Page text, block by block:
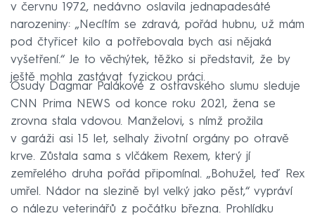
v červnu 1972, nedávno oslavila jednapadesáté
narozeniny: „Necítím se zdravá, pořád hubnu, už mám
pod čtyřicet kilo a potřebovala bych asi nějaká
vyšetření.“ Je to věchýtek, těžko si představit, že by
ještě mohla zastávat fyzickou práci.
Osudy Dagmar Palákové z ostravského slumu sleduje
CNN Prima NEWS od konce roku 2021, žena se
zrovna stala vdovou. Manželovi, s nímž prožila
v garáži asi 15 let, selhaly životní orgány po otravě
krve. Zůstala sama s vlčákem Rexem, který jí
zemřelého druha pořád připomínal. „Bohužel, teď Rex
umřel. Nádor na slezině byl velký jako pěst,“ vypráví
o nálezu veterinářů z počátku března. Prohlídku